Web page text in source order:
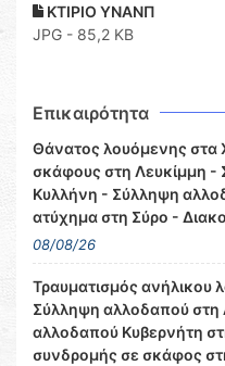
ΚΤΙΡΙΟ ΥΝΑΝΠ
JPG - 85,2 KB
Επικαιρότητα
Θάνατος λουόμενης στα
σκάφους στη Λευκίμμη
Κυλλήνη - Σύλληψη
ατύχημα στη Σύρο -
08/08/26
Τραυματισμός ανήλικου
Σύλληψη αλλοδαπού στη
αλλοδαπού Κυβερνήτη
συνδρομής σε σκάφος